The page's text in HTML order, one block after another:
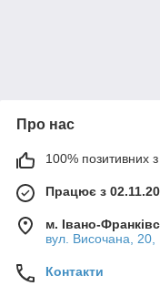
Про нас
100% позитивних з
Працює з
м. Івано-
вул. Височана, 20,
Контакти